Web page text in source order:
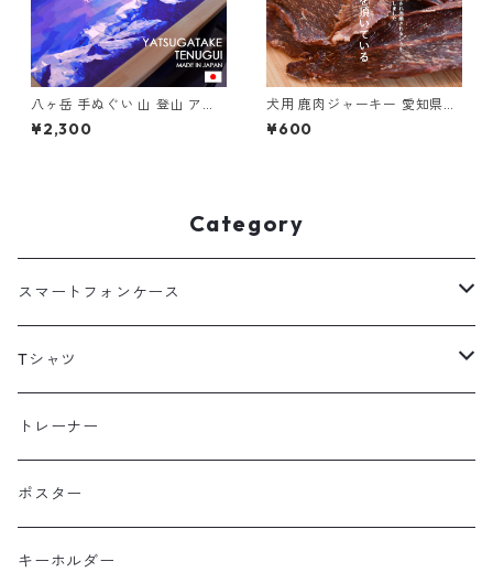
八ヶ岳 手ぬぐい 山 登山 アウ
トドア 手拭い てぬぐい
¥2,300
犬用 鹿肉ジャーキー 愛知県奥
三河 無添加 無着色 ニホンジカ
1袋 35g
¥600
Category
スマートフォンケース
海外
北海道
東北
上信越・尾瀬・日光・北関東
Tシャツ
半袖
コットン
ポリエステル
長袖
Performance Art Wear
トレーナー
ポスター
キーホルダー